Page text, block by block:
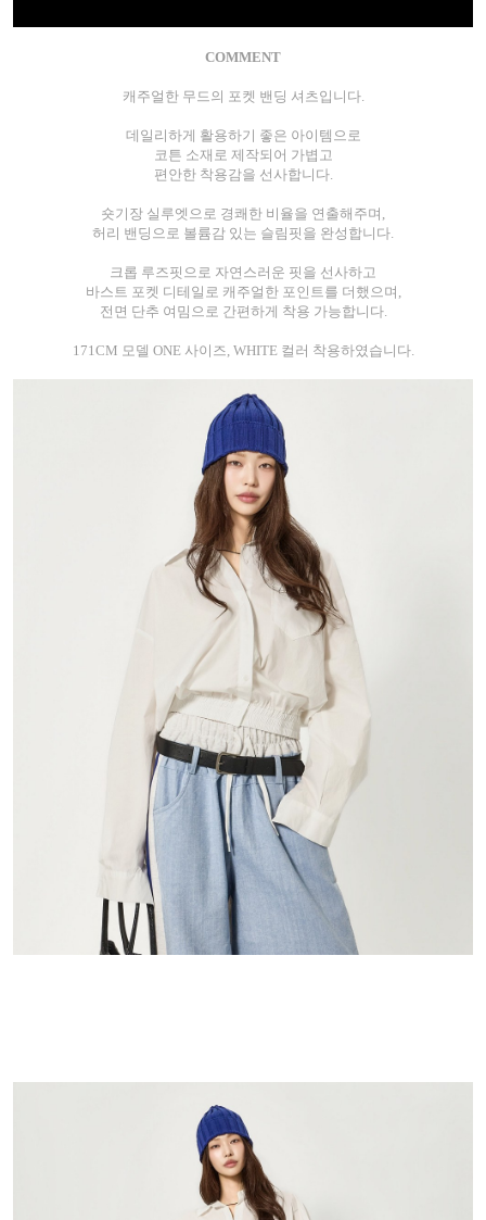
COMMENT
캐주얼한 무드의 포켓 밴딩 셔츠입니다.
데일리하게 활용하기 좋은 아이템으로
코튼 소재로 제작되어 가볍고
편안한 착용감을 선사합니다.
숏기장 실루엣으로 경쾌한 비율을 연출해주며,
허리 밴딩으로 볼륨감 있는 슬림핏을 완성합니다.
크롭 루즈핏으로 자연스러운 핏을 선사하고
바스트 포켓 디테일로 캐주얼한 포인트를 더했으며,
전면 단추 여밈으로 간편하게 착용 가능합니다.
171CM 모델 ONE 사이즈, WHITE 컬러 착용하였습니다.